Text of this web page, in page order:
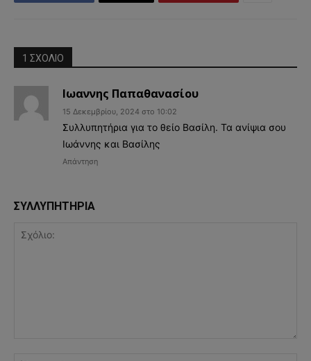
1 ΣΧΟΛΙΟ
Ιωαννης Παπαθανασίου
15 Δεκεμβρίου, 2024 στο 10:02
Συλλυπητήρια για το θείο Βασίλη. Τα ανίψια σου
Ιωάννης και Βασίλης
Απάντηση
ΣΥΛΛΥΠΗΤΗΡΙΑ